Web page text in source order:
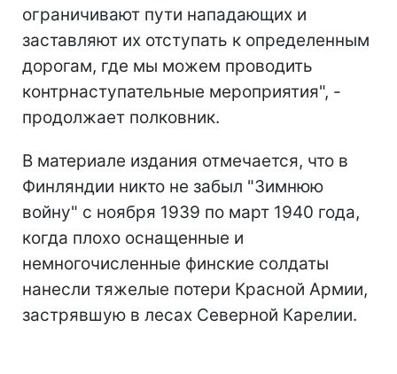
ограничивают пути нападающих и
заставляют их отступать к определенным
дорогам, где мы можем проводить
контрнаступательные мероприятия", -
продолжает полковник.
В материале издания отмечается, что в
Финляндии никто не забыл "Зимнюю
войну" с ноября 1939 по март 1940 года,
когда плохо оснащенные и
немногочисленные финские солдаты
нанесли тяжелые потери Красной Армии,
застрявшую в лесах Северной Карелии.